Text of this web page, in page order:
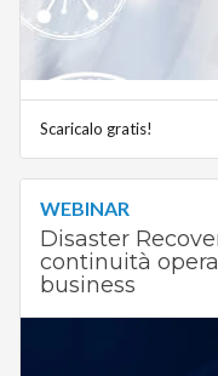
Scaricalo gratis!
WEBINAR
Disaster
continuità
business